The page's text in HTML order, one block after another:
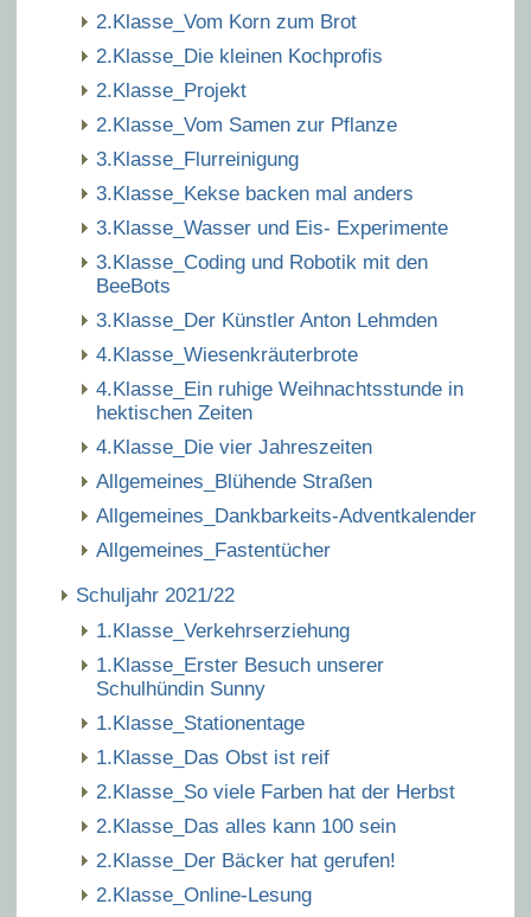
2.Klasse_Vom Korn zum Brot
2.Klasse_Die kleinen Kochprofis
2.Klasse_Projekt
2.Klasse_Vom Samen zur Pflanze
3.Klasse_Flurreinigung
3.Klasse_Kekse backen mal anders
3.Klasse_Wasser und Eis- Experimente
3.Klasse_Coding und Robotik mit den
BeeBots
3.Klasse_Der Künstler Anton Lehmden
4.Klasse_Wiesenkräuterbrote
4.Klasse_Ein ruhige Weihnachtsstunde in
hektischen Zeiten
4.Klasse_Die vier Jahreszeiten
Allgemeines_Blühende Straßen
Allgemeines_Dankbarkeits-Adventkalender
Allgemeines_Fastentücher
Schuljahr 2021/22
1.Klasse_Verkehrserziehung
1.Klasse_Erster Besuch unserer
Schulhündin Sunny
1.Klasse_Stationentage
1.Klasse_Das Obst ist reif
2.Klasse_So viele Farben hat der Herbst
2.Klasse_Das alles kann 100 sein
2.Klasse_Der Bäcker hat gerufen!
2.Klasse_Online-Lesung